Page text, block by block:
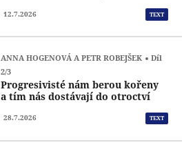
12.7.2026 TEXT
ANNA HOGENOVÁ A PETR ROBEJŠEK
Díl
2/3
Progresivisté nám berou kořeny
a tím nás dostávají do otroctví
28.7.2026 TEXT